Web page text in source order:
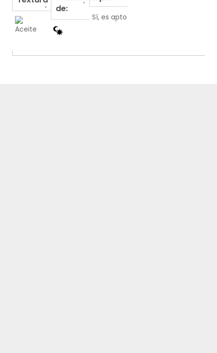
de:
Sí, es apto